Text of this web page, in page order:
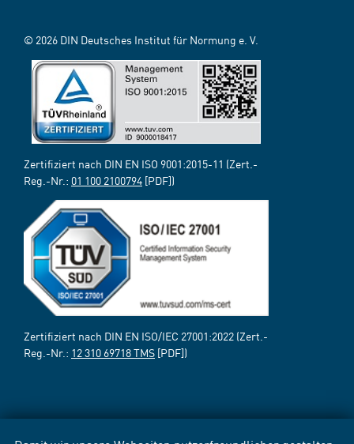
© 2026 DIN Deutsches Institut für Normung e. V.
Zertifiziert nach DIN EN ISO 9001:2015-11 (Zert.-
Reg.-Nr.: 01 100 2100794 [PDF])
Zertifiziert nach DIN EN ISO/IEC 27001:2022 (Zert.-
Reg.-Nr.: 12 310 69718 TMS [PDF])